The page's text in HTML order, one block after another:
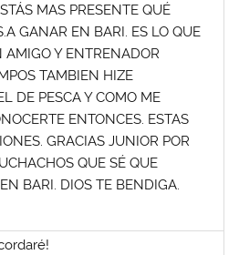
MAS PRESENTE QUÉ
GANAR EN BARI. ES LO QUE
AMIGO Y ENTRENADOR
TAMBIEN HIZE
DE PESCA Y COMO ME
ENTONCES. ESTAS
GRACIAS JUNIOR POR
QUE SÉ QUE
BARI. DIOS TE BENDIGA.